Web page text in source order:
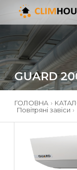
GUARD
ГОЛОВНА ›
Повітряні завіси ›